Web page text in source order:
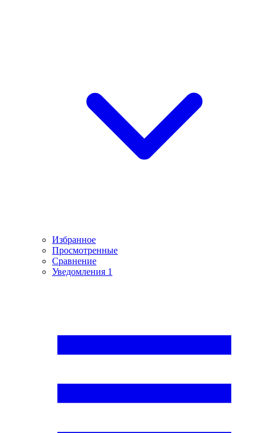
Избранное
Просмотренные
Сравнение
Уведомления 1